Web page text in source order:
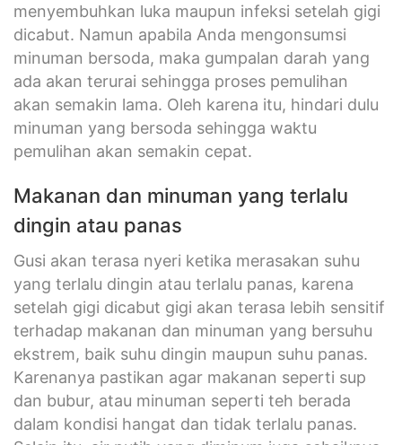
menyembuhkan luka maupun infeksi setelah gigi
dicabut. Namun apabila Anda mengonsumsi
minuman bersoda, maka gumpalan darah yang
ada akan terurai sehingga proses pemulihan
akan semakin lama. Oleh karena itu, hindari dulu
minuman yang bersoda sehingga waktu
pemulihan akan semakin cepat.
Makanan dan minuman yang terlalu
dingin atau panas
Gusi akan terasa nyeri ketika merasakan suhu
yang terlalu dingin atau terlalu panas, karena
setelah gigi dicabut gigi akan terasa lebih sensitif
terhadap makanan dan minuman yang bersuhu
ekstrem, baik suhu dingin maupun suhu panas.
Karenanya pastikan agar makanan seperti sup
dan bubur, atau minuman seperti teh berada
dalam kondisi hangat dan tidak terlalu panas.